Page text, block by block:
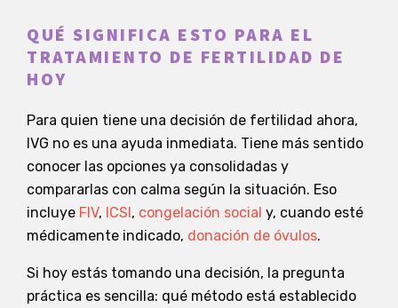
QUÉ SIGNIFICA ESTO PARA EL
TRATAMIENTO DE FERTILIDAD DE
HOY
Para quien tiene una decisión de fertilidad ahora,
IVG no es una ayuda inmediata. Tiene más sentido
conocer las opciones ya consolidadas y
compararlas con calma según la situación. Eso
incluye FIV, ICSI, congelación social y, cuando esté
médicamente indicado, donación de óvulos.
Si hoy estás tomando una decisión, la pregunta
práctica es sencilla: qué método está establecido